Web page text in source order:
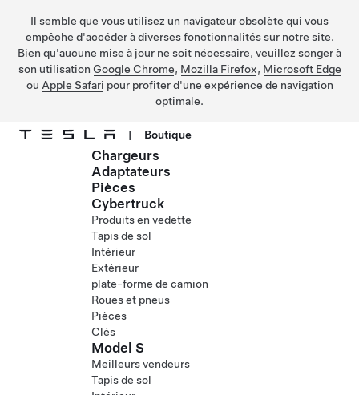
Il semble que vous utilisez un navigateur obsolète qui vous
empêche d'accéder à diverses fonctionnalités sur notre site.
Bien qu'aucune mise à jour ne soit nécessaire, veuillez songer à
son utilisation Google Chrome, Mozilla Firefox, Microsoft Edge
ou Apple Safari pour profiter d'une expérience de navigation
optimale.
Passez au contenu principal
| Boutique
Chargeurs
Adaptateurs
Pièces
Cybertruck
Produits en vedette
Tapis de sol
Intérieur
Extérieur
plate-forme de camion
Roues et pneus
Pièces
Clés
Model S
Meilleurs vendeurs
Tapis de sol